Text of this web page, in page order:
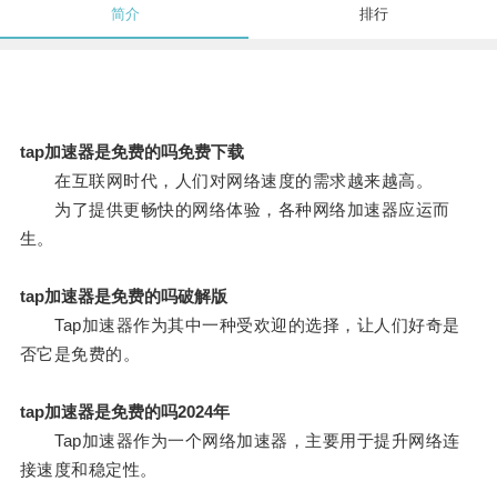
简介 排行
tap加速器是免费的吗免费下载
在互联网时代，人们对网络速度的需求越来越高。
为了提供更畅快的网络体验，各种网络加速器应运而
生。
tap加速器是免费的吗破解版
Tap加速器作为其中一种受欢迎的选择，让人们好奇是
否它是免费的。
tap加速器是免费的吗2024年
Tap加速器作为一个网络加速器，主要用于提升网络连
接速度和稳定性。